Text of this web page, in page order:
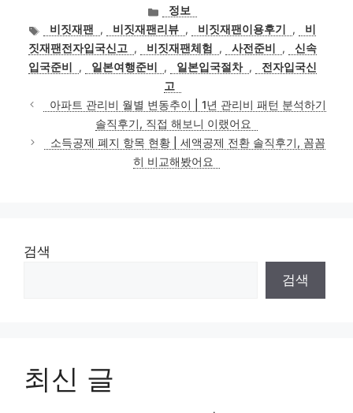
카
테
고
리
정보
태
그
비짓재팬 , 비짓재팬리뷰 , 비짓재팬이용후기 ,
비
짓재팬전자입국신고
, 비짓재팬체험 , 사전준비 ,
신속
입국준비
, 일본여행준비 , 일본입국절차 ,
전자입국신
고
아파트 관리비 월별 변동추이 | 1년 관리비 패턴 분석하기
솔직후기, 직접 해보니 이랬어요
소득공제 폐지 항목 현황 | 세액공제 전환 솔직후기, 꼼꼼
히 비교해봤어요
검색
검색
최신 글